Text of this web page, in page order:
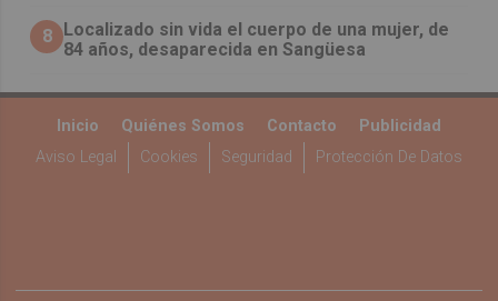
8 Localizado sin vida el cuerpo de una mujer, de
84 años, desaparecida en Sangüesa
Inicio Quiénes Somos Contacto
Publicidad
Aviso Legal
Cookies Seguridad Protección De Datos